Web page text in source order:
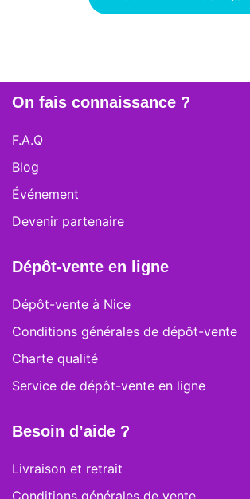
On fais connaissance ?
F.A.Q
Blog
Événement
Devenir partenaire
Dépôt-vente en ligne
Dépôt-vente à Nice
Conditions générales de dépôt-vente
Charte qualité
Service de dépôt-vente en ligne
Besoin d’aide ?
Livraison et retrait
Conditions générales de vente